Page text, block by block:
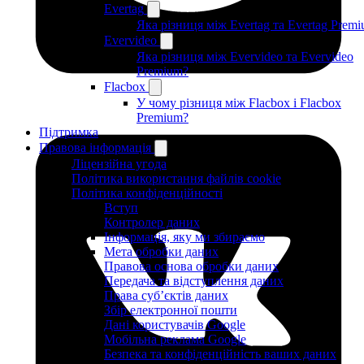
Evertag
Яка різниця між Evertag та Evertag
Evervideo
Яка різниця між Evervideo та Evervideo
Premium?
Flacbox
У чому різниця між Flacbox і Flacbox
Premium?
Підтримка
Правова інформація
Ліцензійна угода
Політика використання файлів cookie
Політика конфіденційності
Вступ
Контролер даних
Інформація, яку ми збираємо
Мета обробки даних
Правова основа обробки даних
Передача та відступлення даних
Права суб’єктів даних
Збір електронної пошти
Дані користувачів Google
Мобільна реклама Google
Безпека та конфіденційність ваших даних